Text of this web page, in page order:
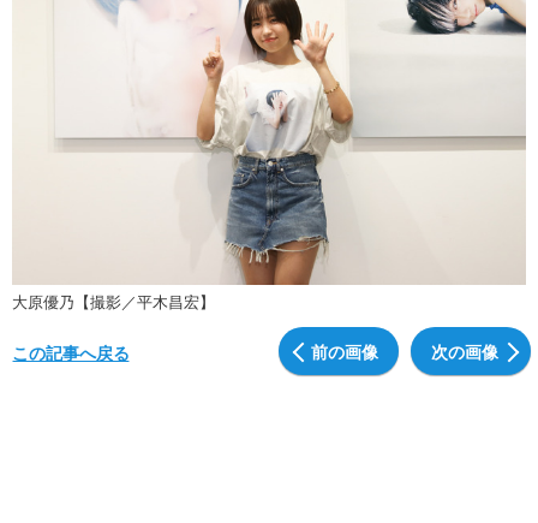
大原優乃【撮影／平木昌宏】
前の画像 次の画像
この記事へ戻る